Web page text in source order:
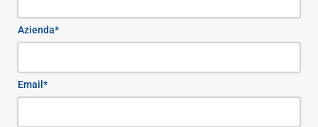
Azienda*
Email*